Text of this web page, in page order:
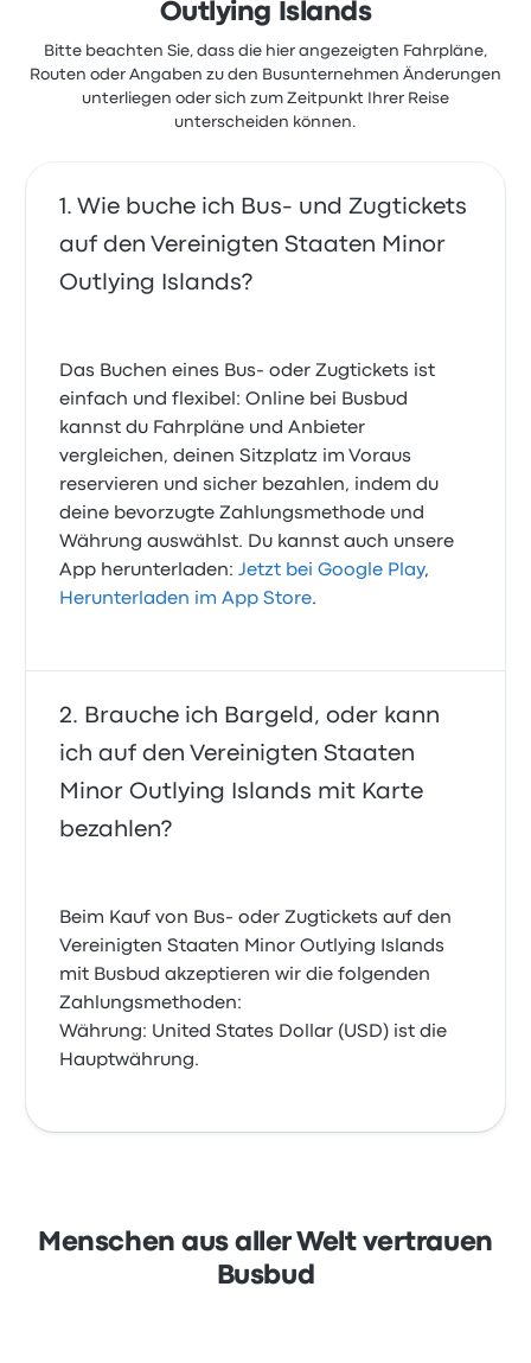
Outlying Islands
Bitte beachten Sie, dass die hier angezeigten Fahrpläne,
Routen oder Angaben zu den Busunternehmen Änderungen
unterliegen oder sich zum Zeitpunkt Ihrer Reise
unterscheiden können.
Wie buche ich Bus- und Zugtickets
auf den Vereinigten Staaten Minor
Outlying Islands?
Das Buchen eines Bus- oder Zugtickets ist
einfach und flexibel: Online bei Busbud
kannst du Fahrpläne und Anbieter
vergleichen, deinen Sitzplatz im Voraus
reservieren und sicher bezahlen, indem du
deine bevorzugte Zahlungsmethode und
Währung auswählst. Du kannst auch unsere
App herunterladen:Jetzt bei Google Play,
Herunterladen im App Store.
Brauche ich Bargeld, oder kann
ich auf den Vereinigten Staaten
Minor Outlying Islands mit Karte
bezahlen?
Beim Kauf von Bus- oder Zugtickets auf den
Vereinigten Staaten Minor Outlying Islands
mit Busbud akzeptieren wir die folgenden
Zahlungsmethoden:
Währung: United States Dollar (USD) ist die
Hauptwährung.
Menschen aus aller Welt vertrauen
Busbud